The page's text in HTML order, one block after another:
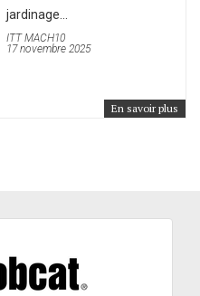
jardinage...
ITT MACH10
17 novembre 2025
En savoir plus